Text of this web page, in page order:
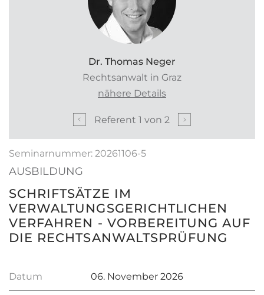
Dr. Thomas Neger
Rechtsanwalt in Graz
nähere Details
Referent 1 von 2
Seminarnummer: 20261106-5
AUSBILDUNG
SCHRIFTSÄTZE IM
VERWALTUNGSGERICHTLICHEN
VERFAHREN - VORBEREITUNG AUF
DIE RECHTSANWALTSPRÜFUNG
Datum 06. November 2026